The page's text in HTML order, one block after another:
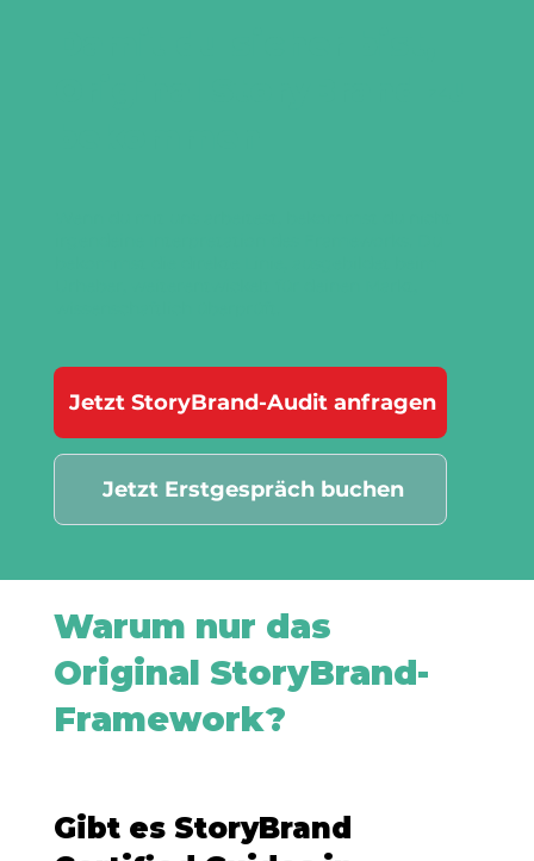
Jetzt StoryBrand-Audit anfragen
Jetzt Erstgespräch buchen
Warum nur das
Original StoryBrand-
Framework?
Gibt es StoryBrand